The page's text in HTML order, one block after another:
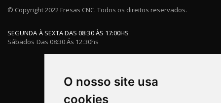
O nosso site usa
cookies
© Copyright 2022 Fresas CNC. Todos os direitos reservados.
SEGUNDA À SEXTA DAS 08:30 ÀS 17:00HS
Sábados Das 08:30 Ás 12:30hs